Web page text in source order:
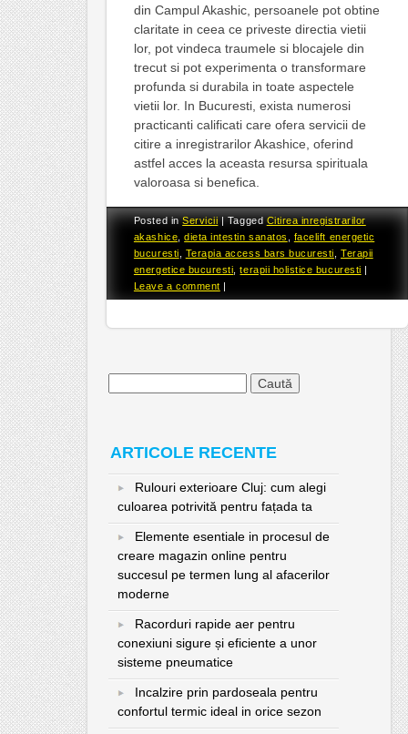
din Campul Akashic, persoanele pot obtine
claritate in ceea ce priveste directia vietii
lor, pot vindeca traumele si blocajele din
trecut si pot experimenta o transformare
profunda si durabila in toate aspectele
vietii lor. In Bucuresti, exista numerosi
practicanti calificati care ofera servicii de
citire a inregistrarilor Akashice, oferind
astfel acces la aceasta resursa spirituala
valoroasa si benefica.
Posted inServicii |TaggedCitirea inregistrarilor
akashice ,dieta intestin sanatos
facelift energetic
bucuresti
Terapia access bars bucuresti
Terapii
energetice bucuresti ,terapii holistice bucuresti |
Leave a comment |
ARTICOLE RECENTE
Rulouri exterioare Cluj: cum alegi
culoarea potrivită pentru fațada ta
Elemente esentiale in procesul de
creare magazin online pentru
succesul pe termen lung al afacerilor
moderne
Racorduri rapide aer pentru
conexiuni sigure și eficiente a unor
sisteme pneumatice
Incalzire prin pardoseala pentru
confortul termic ideal in orice sezon